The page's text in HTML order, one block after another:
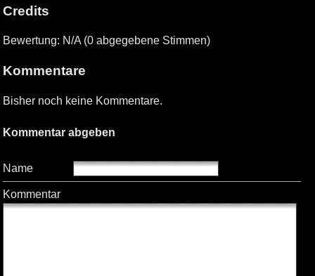
Credits
Bewertung: N/A (0 abgegebene Stimmen)
Kommentare
Bisher noch keine Kommentare.
Kommentar abgeben
Name
Kommentar